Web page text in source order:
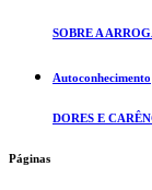
SOBRE A
Autoconhecimento
DORES E
Páginas